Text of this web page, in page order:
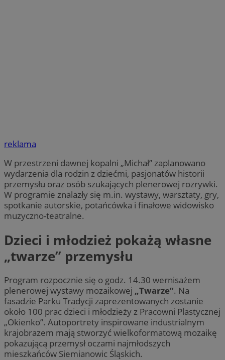
reklama
W przestrzeni dawnej kopalni „Michał” zaplanowano
wydarzenia dla rodzin z dziećmi, pasjonatów historii
przemysłu oraz osób szukających plenerowej rozrywki.
W programie znalazły się m.in. wystawy, warsztaty, gry,
spotkanie autorskie, potańcówka i finałowe widowisko
muzyczno-teatralne.
Dzieci i młodzież pokażą własne
„twarze” przemysłu
Program rozpocznie się o godz. 14.30 wernisażem
plenerowej wystawy mozaikowej „Twarze”. Na
fasadzie Parku Tradycji zaprezentowanych zostanie
około 100 prac dzieci i młodzieży z Pracowni Plastycznej
„Okienko”. Autoportrety inspirowane industrialnym
krajobrazem mają stworzyć wielkoformatową mozaikę
pokazującą przemysł oczami najmłodszych
mieszkańców Siemianowic Śląskich.